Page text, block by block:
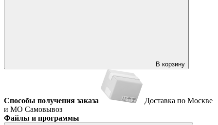
В корзину
Способы получения заказа
Доставка по Москве
и МО Самовывоз
Файлы и программы